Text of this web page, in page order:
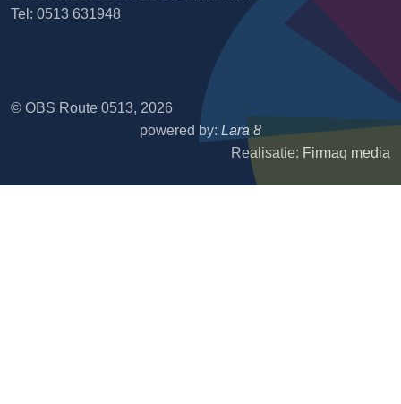
Tel: 0513 631948
© OBS Route 0513, 2026
powered by: Lara 8
Realisatie: Firmaq media